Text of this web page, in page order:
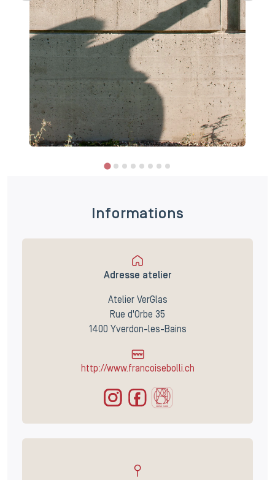
Informations
Adresse atelier
Atelier VerGlas
Rue d'Orbe 35
1400 Yverdon-les-Bains
http://www.francoisebolli.ch